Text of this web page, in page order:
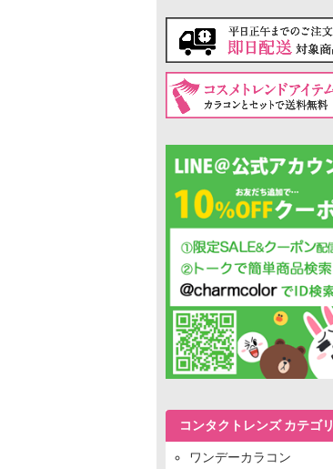
コンタクトレンズ カテゴリ
ワンデーカラコン